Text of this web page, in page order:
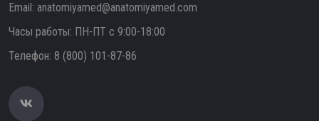
Email: anatomiyamed@anatomiyamed.com
Часы работы: ПН-ПТ с 9:00-18:00
Телефон: 8 (800) 101-87-86